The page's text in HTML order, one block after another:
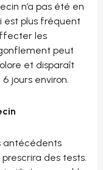
n’a pas été en
est plus fréquent
les
peut
et disparaît
jours environ.
antécédents
des tests.